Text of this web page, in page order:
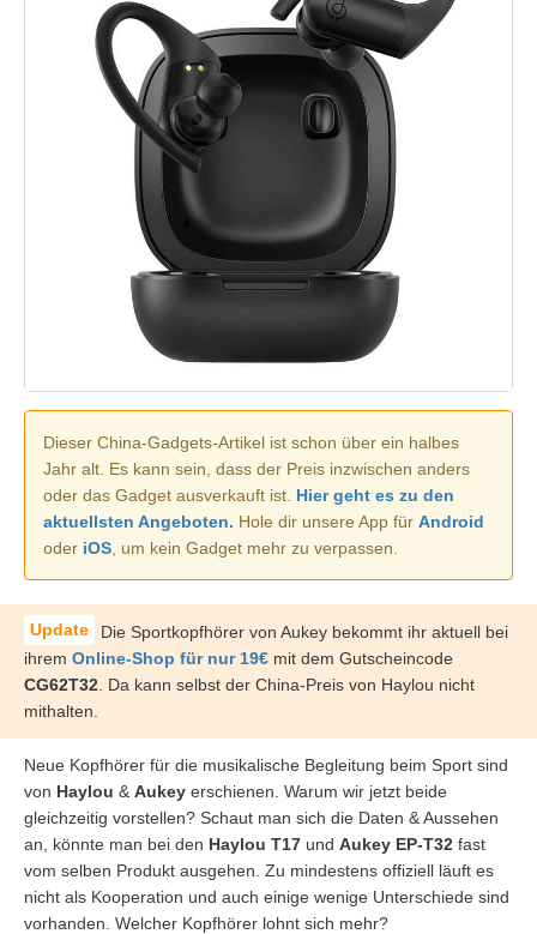
Dieser China-Gadgets-Artikel ist schon über ein halbes
Jahr alt. Es kann sein, dass der Preis inzwischen anders
oder das Gadget ausverkauft ist. Hier geht es zu den
aktuellsten Angeboten. Hole dir unsere App für Android
oder iOS , um kein Gadget mehr zu verpassen.
Die Sportkopfhörer von Aukey bekommt ihr aktuell bei
ihrem Online-Shop für nur 19€ mit dem Gutscheincode
CG62T32 . Da kann selbst der China-Preis von Haylou nicht
mithalten.
Neue Kopfhörer für die musikalische Begleitung beim Sport sind
von Haylou & Aukey erschienen. Warum wir jetzt beide
gleichzeitig vorstellen? Schaut man sich die Daten & Aussehen
an, könnte man bei den Haylou T17 und Aukey EP-T32 fast
vom selben Produkt ausgehen. Zu mindestens offiziell läuft es
nicht als Kooperation und auch einige wenige Unterschiede sind
vorhanden. Welcher Kopfhörer lohnt sich mehr?